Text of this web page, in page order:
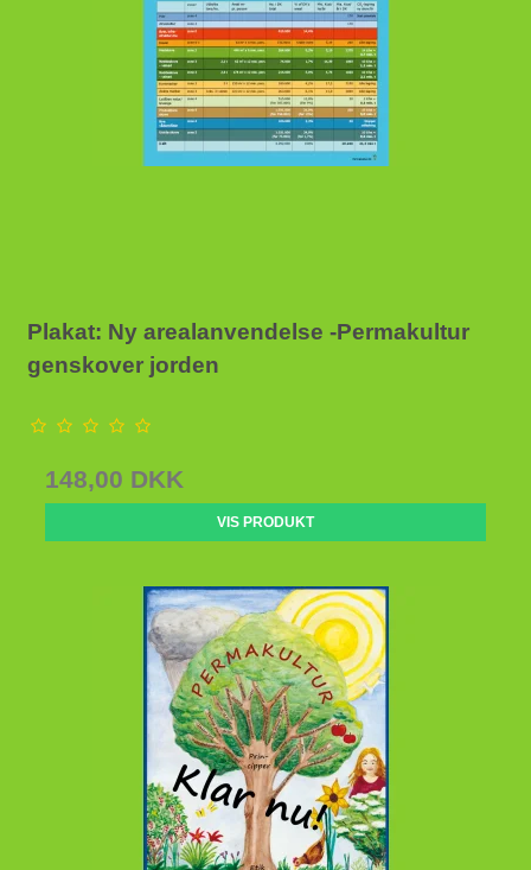
Plakat: Ny arealanvendelse -Permakultur
genskover jorden
148,00 DKK
VIS PRODUKT